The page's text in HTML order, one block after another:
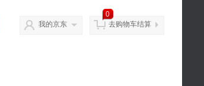
我的京东
0
去购物车结算